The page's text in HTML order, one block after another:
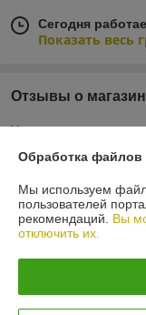
Сегодня
Показать весь
Отзывы о
У компании пока нет
О нас
Контакты
График работы
Обработка файлов
Мы используем
пользователей
рекомендаций. Вы
отключить их.